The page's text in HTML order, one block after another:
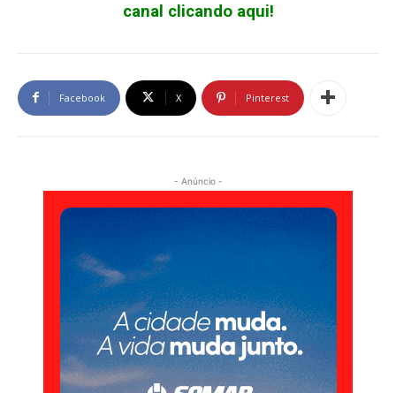
canal clicando aqui!
Facebook X Pinterest
- Anúncio -